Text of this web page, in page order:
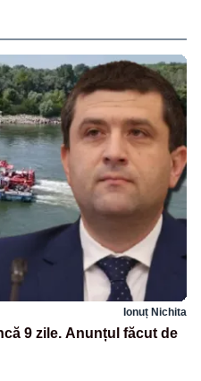
Ionuț Nichita
9 zile. Anunțul făcut de